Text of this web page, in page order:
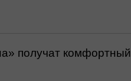
получат комфортный